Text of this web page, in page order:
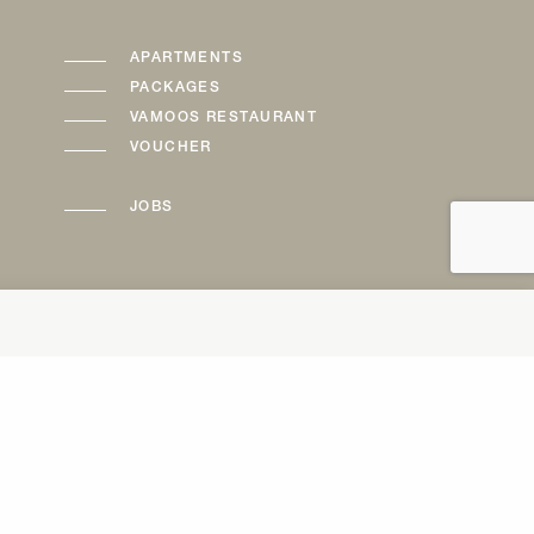
APARTMENTS
PACKAGES
VAMOOS RESTAURANT
VOUCHER
JOBS